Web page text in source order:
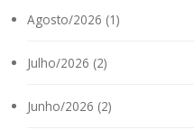
Agosto/2026 (1)
Julho/2026 (2)
Junho/2026 (2)